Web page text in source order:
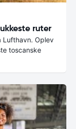
ruter
Lufthavn. Oplev
toscanske